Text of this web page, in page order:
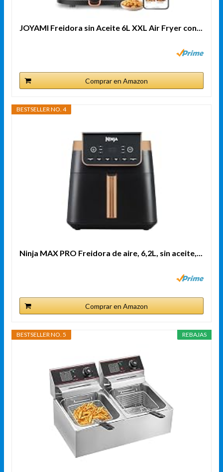
JOYAMI Freidora sin Aceite 6L XXL Air Fryer con...
Comprar en Amazon
BESTSELLER NO. 4
Ninja MAX PRO Freidora de aire, 6,2L, sin aceite,...
Comprar en Amazon
REBAJAS
BESTSELLER NO. 5